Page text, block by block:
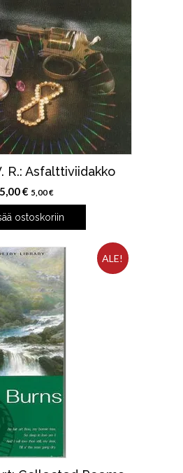
R.: Asfalttiviidakko
5,00€ 5,00€
ostoskoriin
ALE!